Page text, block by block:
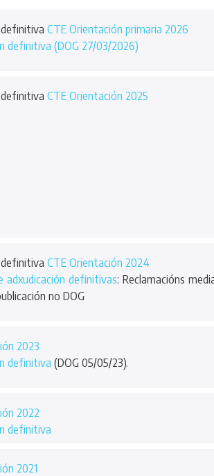
CTE Orientación primaria 2026
definitiva (DOG 27/03/2026)
CTE Orientación 2025
CTE Orientación 2024
adxudicación definitivas: Reclamacións
no DOG
2023
definitiva (DOG 05/05/23).
2022
definitiva
2021